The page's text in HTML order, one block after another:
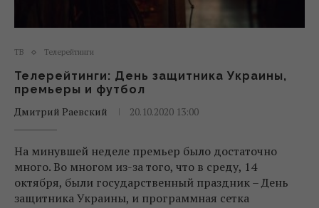
ТВ Телерейтинги
Телерейтинги: День защитника Украины,
премьеры и футбол
Дмитрий Раевский
20.10.2020 13:00
На минувшей неделе премьер было достаточно
много. Во многом из-за того, что в среду, 14
октября, были государственный праздник – День
защитника Украины, и программная сетка